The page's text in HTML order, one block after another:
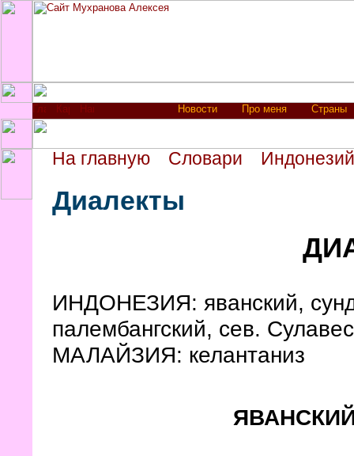
Новости Про меня Страны
На главную Словари
Диалекты
ИНДОНЕЗИЯ: яванский,
палембангский, сев.
МАЛАЙЗИЯ: келантаниз